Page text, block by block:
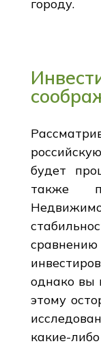
городу.
будет
также
однако вы
этому
какие-